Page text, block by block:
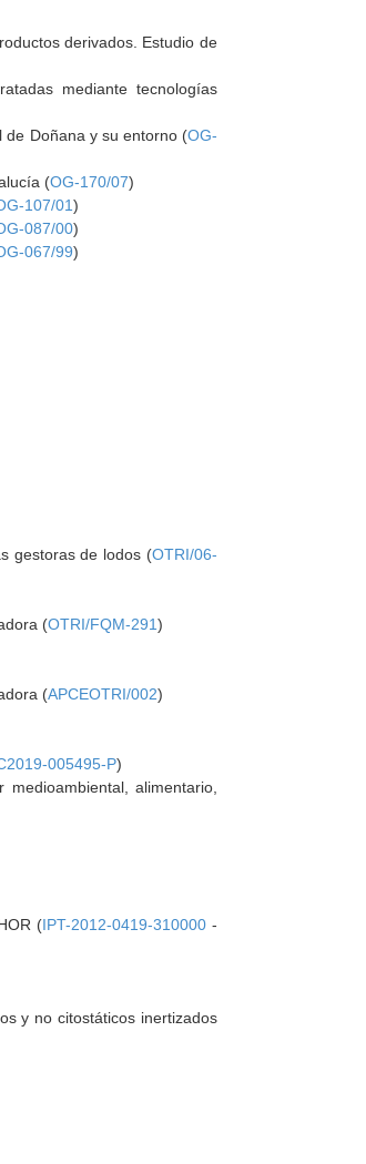
derivados. Estudio de
mediante tecnologías
de Doñana y su entorno (OG-
(OG-170/07)
107/01)
087/00)
067/99)
gestoras de lodos (OTRI/06-
(OTRI/FQM-291)
(APCEOTRI/002)
005495-P)
alimentario,
(IPT-2012-0419-310000-
y no citostáticos inertizados